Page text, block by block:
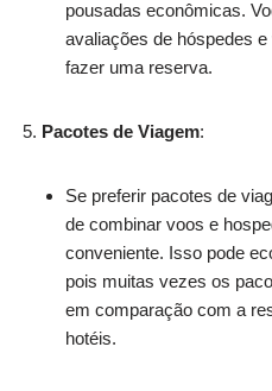
pousadas econômicas.
avaliações de hóspedes
fazer uma reserva.
Pacotes de Viagem:
Se preferir pacotes de
de combinar voos e
conveniente. Isso pode
pois muitas vezes os
em comparação com a
hotéis.